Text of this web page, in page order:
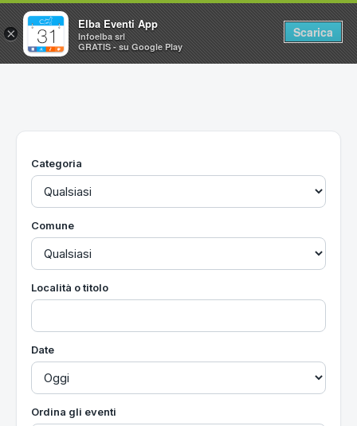
Home
Utilità
Categoria
Comune
Località o titolo
Date
Ordina gli eventi
×
Elba Eventi App
Infoelba srl
GRATIS - su Google Play
Scarica